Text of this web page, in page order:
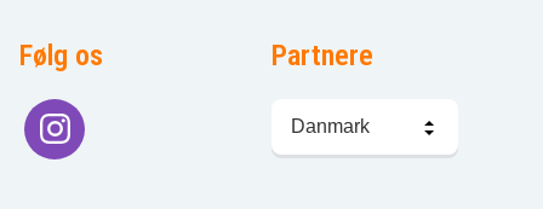
Følg os Partnere